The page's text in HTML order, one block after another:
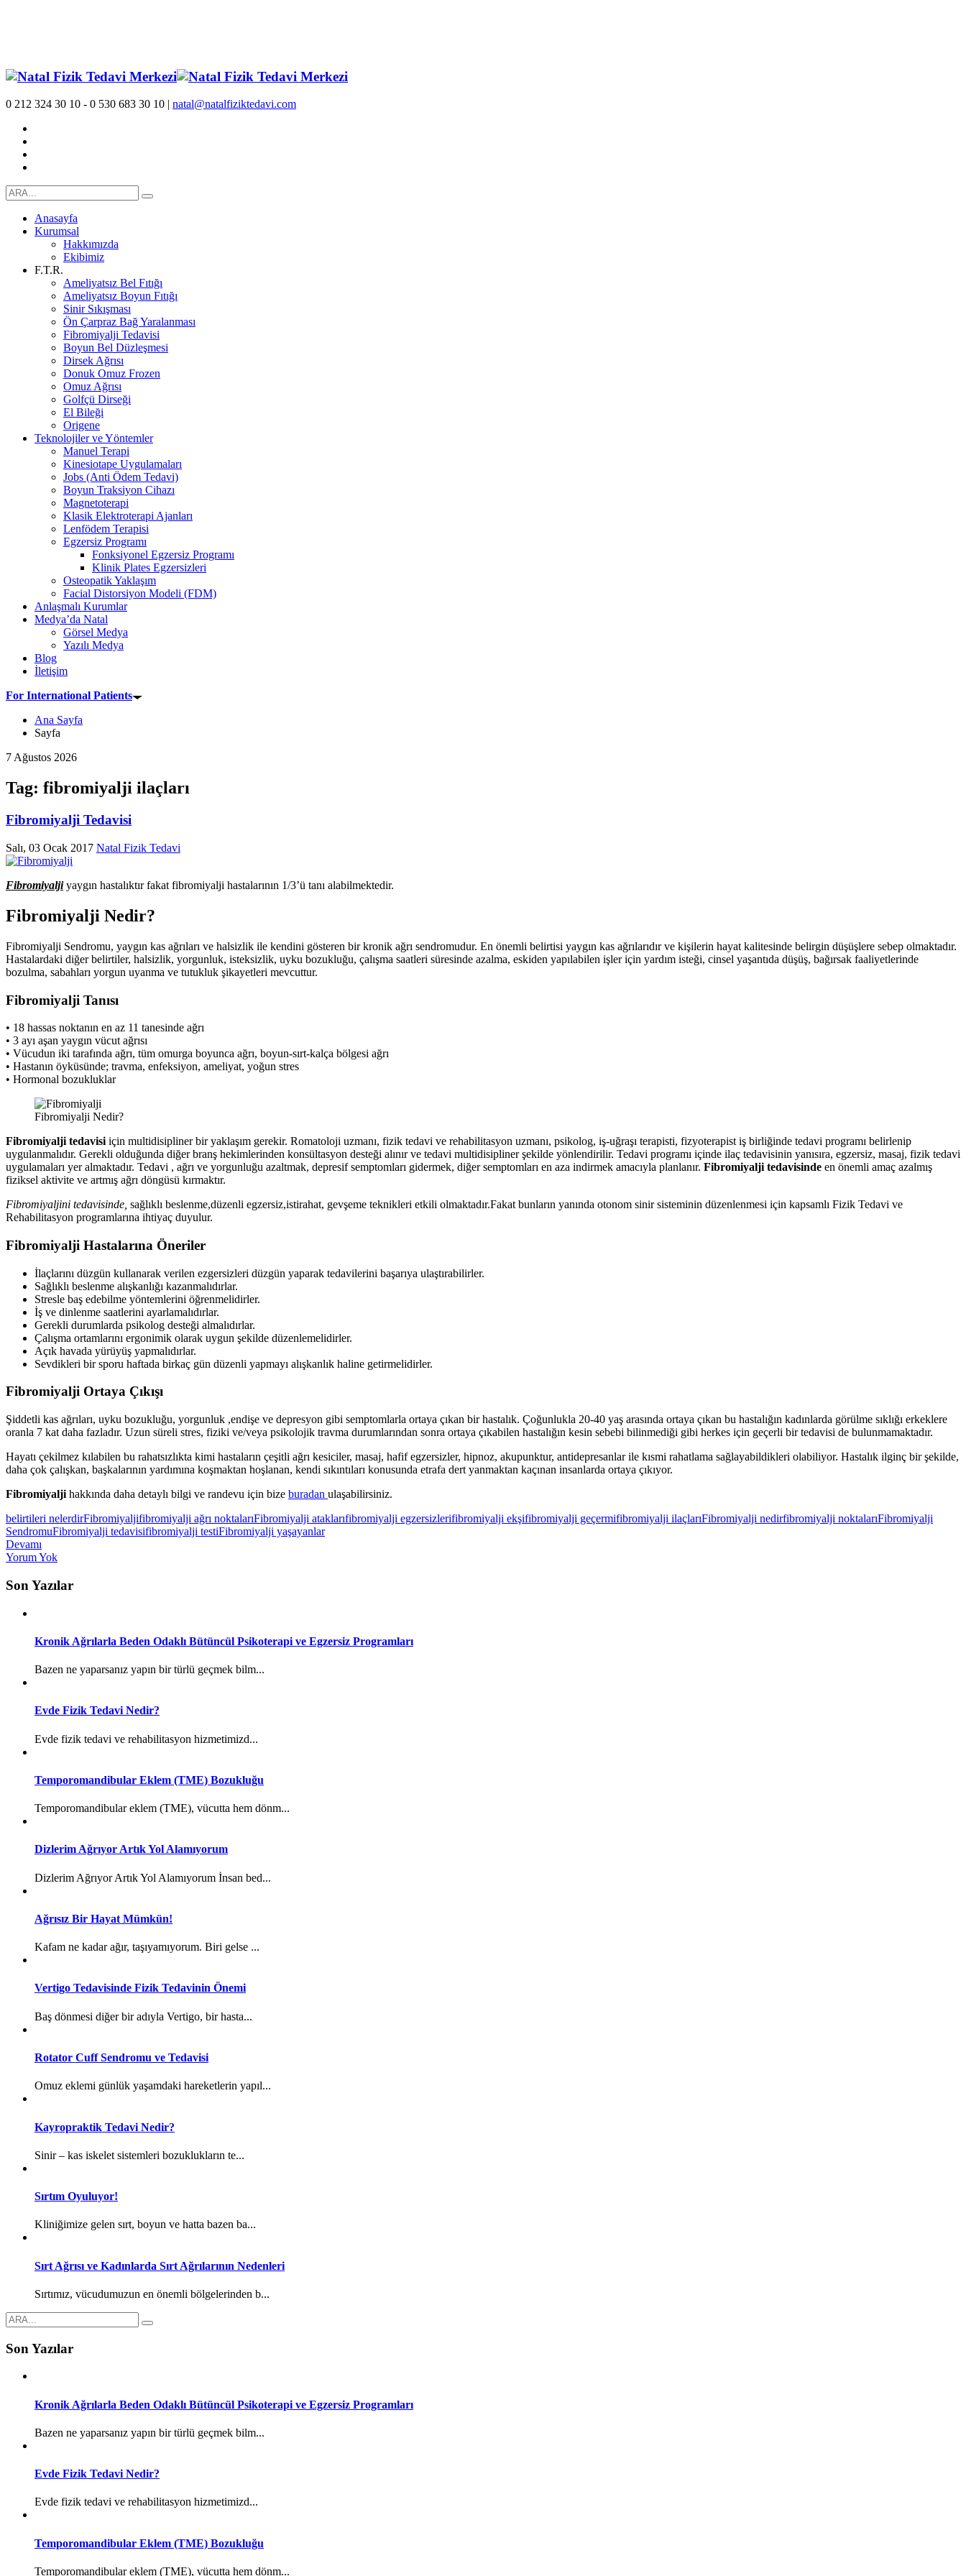
0 212 324 30 10 - 0 530 683 30 10 | natal@natalfiziktedavi.com
Anasayfa
Kurumsal
Hakkımızda
Ekibimiz
F.T.R.
Ameliyatsız Bel Fıtığı
Ameliyatsız Boyun Fıtığı
Sinir Sıkışması
Ön Çarpraz Bağ Yaralanması
Fibromiyalji Tedavisi
Boyun Bel Düzleşmesi
Dirsek Ağrısı
Donuk Omuz Frozen
Omuz Ağrısı
Golfçü Dirseği
El Bileği
Origene
Teknolojiler ve Yöntemler
Manuel Terapi
Kinesiotape Uygulamaları
Jobs (Anti Ödem Tedavi)
Boyun Traksiyon Cihazı
Magnetoterapi
Klasik Elektroterapi Ajanları
Lenfödem Terapisi
Egzersiz Programı
Fonksiyonel Egzersiz Programı
Klinik Plates Egzersizleri
Osteopatik Yaklaşım
Facial Distorsiyon Modeli (FDM)
Anlaşmalı Kurumlar
Medya’da Natal
Görsel Medya
Yazılı Medya
Blog
İletişim
For International Patients
Ana Sayfa
Sayfa
7 Ağustos 2026
Tag: fibromiyalji ilaçları
Fibromiyalji Tedavisi
Salı, 03 Ocak 2017 Natal Fizik Tedavi
Fibromiyaljiyaygın hastalıktır fakat fibromiyalji hastalarının 1/3’ü tanı alabilmektedir.
Fibromiyalji Nedir?
Fibromiyalji Sendromu, yaygın kas ağrıları ve halsizlik ile kendini gösteren bir kronik ağrı sendromudur. En önemli belirtisi yaygın kas ağrılarıdır ve kişilerin hayat kalitesinde belirgin düşüşlere sebep olmaktadır.
Hastalardaki diğer belirtiler, halsizlik, yorgunluk, isteksizlik, uyku bozukluğu, çalışma saatleri süresinde azalma, eskiden yapılabilen işler için yardım isteği, cinsel yaşantıda düşüş, bağırsak faaliyetlerinde
bozulma, sabahları yorgun uyanma ve tutukluk şikayetleri mevcuttur.
Fibromiyalji Tanısı
• 18 hassas noktanın en az 11 tanesinde ağrı
• 3 ayı aşan yaygın vücut ağrısı
• Vücudun iki tarafında ağrı, tüm omurga boyunca ağrı, boyun-sırt-kalça bölgesi ağrı
• Hastanın öyküsünde; travma, enfeksiyon, ameliyat, yoğun stres
• Hormonal bozukluklar
Fibromiyalji Nedir?
Fibromiyalji tedavisi için multidisipliner bir yaklaşım gerekir. Romatoloji uzmanı, fizik tedavi ve rehabilitasyon uzmanı, psikolog, iş-uğraşı terapisti, fizyoterapist iş birliğinde tedavi programı belirlenip
uygulanmalıdır. Gerekli olduğunda diğer branş hekimlerinden konsültasyon desteği alınır ve tedavi multidisipliner şekilde yönlendirilir. Tedavi programı içinde ilaç tedavisinin yanısıra, egzersiz, masaj, fizik tedavi
uygulamaları yer almaktadır. Tedavi , ağrı ve yorgunluğu azaltmak, depresif semptomları gidermek, diğer semptomları en aza indirmek amacıyla planlanır. Fibromiyalji tedavisinde en önemli amaç azalmış
fiziksel aktivite ve artmış ağrı döngüsü kırmaktır.
Fibromiyaljini tedavisinde, sağlıklı beslenme,düzenli egzersiz,istirahat, gevşeme teknikleri etkili olmaktadır.Fakat bunların yanında otonom sinir sisteminin düzenlenmesi için kapsamlı Fizik Tedavi ve
Rehabilitasyon programlarına ihtiyaç duyulur.
Fibromiyalji Hastalarına Öneriler
İlaçlarını düzgün kullanarak verilen ezgersizleri düzgün yaparak tedavilerini başarıya ulaştırabilirler.
Sağlıklı beslenme alışkanlığı kazanmalıdırlar.
Stresle baş edebilme yöntemlerini öğrenmelidirler.
İş ve dinlenme saatlerini ayarlamalıdırlar.
Gerekli durumlarda psikolog desteği almalıdırlar.
Çalışma ortamlarını ergonimik olarak uygun şekilde düzenlemelidirler.
Açık havada yürüyüş yapmalıdırlar.
Sevdikleri bir sporu haftada birkaç gün düzenli yapmayı alışkanlık haline getirmelidirler.
Fibromiyalji Ortaya Çıkışı
Şiddetli kas ağrıları, uyku bozukluğu, yorgunluk ,endişe ve depresyon gibi semptomlarla ortaya çıkan bir hastalık. Çoğunlukla 20-40 yaş arasında ortaya çıkan bu hastalığın kadınlarda görülme sıklığı erkeklere
oranla 7 kat daha fazladır. Uzun süreli stres, fiziki ve/veya psikolojik travma durumlarından sonra ortaya çıkabilen hastalığın kesin sebebi bilinmediği gibi herkes için geçerli bir tedavisi de bulunmamaktadır.
Hayatı çekilmez kılabilen bu rahatsızlıkta kimi hastaların çeşitli ağrı kesiciler, masaj, hafif egzersizler, hipnoz, akupunktur, antidepresanlar ile kısmi rahatlama sağlayabildikleri olabiliyor. Hastalık ilginç bir şekilde,
daha çok çalışkan, başkalarının yardımına koşmaktan hoşlanan, kendi sıkıntıları konusunda etrafa dert yanmaktan kaçınan insanlarda ortaya çıkıyor.
Fibromiyalji hakkında daha detaylı bilgi ve randevu için bize buradan ulaşabilirsiniz.
belirtileri nelerdirFibromiyaljifibromiyalji ağrı noktalarıFibromiyalji ataklarıfibromiyalji egzersizlerifibromiyalji ekşifibromiyalji geçermifibromiyalji ilaçlarıFibromiyalji nedirfibromiyalji noktalarıFibromiyalji
SendromuFibromiyalji tedavisifibromiyalji testiFibromiyalji yaşayanlar
Devamı
Yorum Yok
Son Yazılar
Kronik Ağrılarla Beden Odaklı Bütüncül Psikoterapi ve Egzersiz Programları
Bazen ne yaparsanız yapın bir türlü geçmek bilm...
Evde Fizik Tedavi Nedir?
Evde fizik tedavi ve rehabilitasyon hizmetimizd...
Temporomandibular Eklem (TME) Bozukluğu
Temporomandibular eklem (TME), vücutta hem dönm...
Dizlerim Ağrıyor Artık Yol Alamıyorum
Dizlerim Ağrıyor Artık Yol Alamıyorum İnsan bed...
Ağrısız Bir Hayat Mümkün!
Kafam ne kadar ağır, taşıyamıyorum. Biri gelse ...
Vertigo Tedavisinde Fizik Tedavinin Önemi
Baş dönmesi diğer bir adıyla Vertigo, bir hasta...
Rotator Cuff Sendromu ve Tedavisi
Omuz eklemi günlük yaşamdaki hareketlerin yapıl...
Kayropraktik Tedavi Nedir?
Sinir – kas iskelet sistemleri bozuklukların te...
Sırtım Oyuluyor!
Kliniğimize gelen sırt, boyun ve hatta bazen ba...
Sırt Ağrısı ve Kadınlarda Sırt Ağrılarının Nedenleri
Sırtımız, vücudumuzun en önemli bölgelerinden b...
Son Yazılar
Kronik Ağrılarla Beden Odaklı Bütüncül Psikoterapi ve Egzersiz Programları
Bazen ne yaparsanız yapın bir türlü geçmek bilm...
Evde Fizik Tedavi Nedir?
Evde fizik tedavi ve rehabilitasyon hizmetimizd...
Temporomandibular Eklem (TME) Bozukluğu
Temporomandibular eklem (TME), vücutta hem dönm...